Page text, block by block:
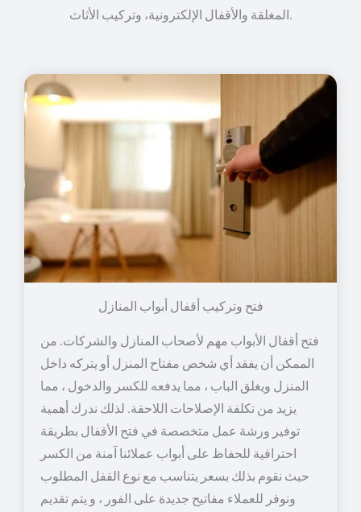
فتح وتركيب أقفال أبواب المنازل
فتح أقفال الأبواب مهم لأصحاب المنازل والشركات. من
الممكن أن يفقد أي شخص مفتاح المنزل أو يتركه داخل
المنزل ويغلق الباب ، مما يدفعه للكسر والدخول ، مما
يزيد من تكلفة الإصلاحات اللاحقة. لذلك ندرك أهمية
توفير ورشة عمل متخصصة في فتح الأقفال بطريقة
احترافية للحفاظ على أبواب عملائنا آمنة من الكسر
حيث نقوم بذلك بسعر يتناسب مع نوع القفل المطلوب
ونوفر للعملاء مفاتيح جديدة على الفور ، و يتم تقديم